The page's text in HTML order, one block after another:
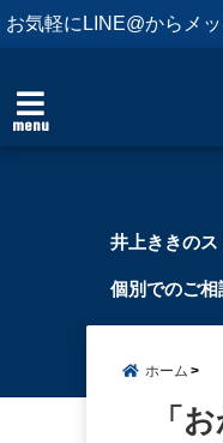
お気軽にLINE@からメ
menu
井上ききのス
個別でのご相
ホーム
「